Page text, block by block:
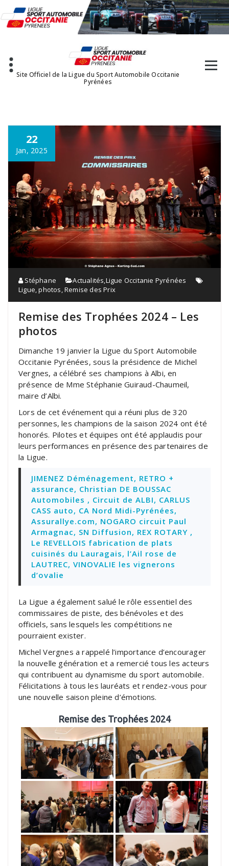
au
contenu
Site Officiel de la Ligue du Sport Automobile Occitanie
Pyrénées
22
Jan, 2025
Stéphane Actualités,Ligue Occitanie Pyrénées
Ligue,photos,Remise des Prix
Remise des Trophées 2024 – Les
photos
Dimanche 19 janvier la Ligue du Sport Automobile
Occitanie Pyrénées, sous la présidence de Michel
Vergnes, a célébré ses champions à Albi, en
présence de Mme Stéphanie Guiraud-Chaumeil,
maire d’Albi.
Lors de cet événement qui a réuni plus de 320
personnes, les champions de la saison 2024 ont été
honorés. Pilotes et équipes ont été applaudis pour
leurs performances en présence des partenaires de
la Ligue.
JIMENEZ Déménagement, RETRO +
assurance, Christian DE BOUSSAC
Automobiles , Circuit de ALBI, CARLUS
CASS auto, CA Nord Midi-Pyrénées,
Assurallye.com, NOGARO circuit Paul
Armagnac, SN Diffusion, REX ROTARY ,
Le REVELLOIS fabrication de plats
cuisinés du Lauragais, l’Ail rose de
LAUTREC, VINOVALIE les vignerons
d’ovalie
La Ligue a également salué le rôle essentiel des
commissaires de piste, des bénévoles et des
officiels, sans lesquels les compétitions ne
pourraient exister.
Michel Vergnes a rappelé l’importance d’encourager
la nouvelle génération et a remercié tous les acteurs
qui contribuent au dynamisme du sport automobile.
Félicitations à tous les lauréats et rendez-vous pour
une nouvelle saison pleine d’émotions.
Remise des Trophées 2024